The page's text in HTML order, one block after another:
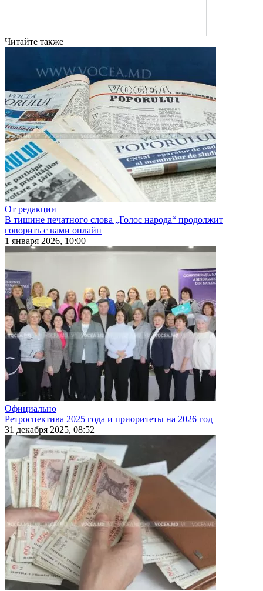
Читайте также
От редакции
В тишине печатного слова „Голос народа“ продолжит
говорить с вами онлайн
1 января 2026, 10:00
Официально
Ретроспектива 2025 года и приоритеты на 2026 год
31 декабря 2025, 08:52